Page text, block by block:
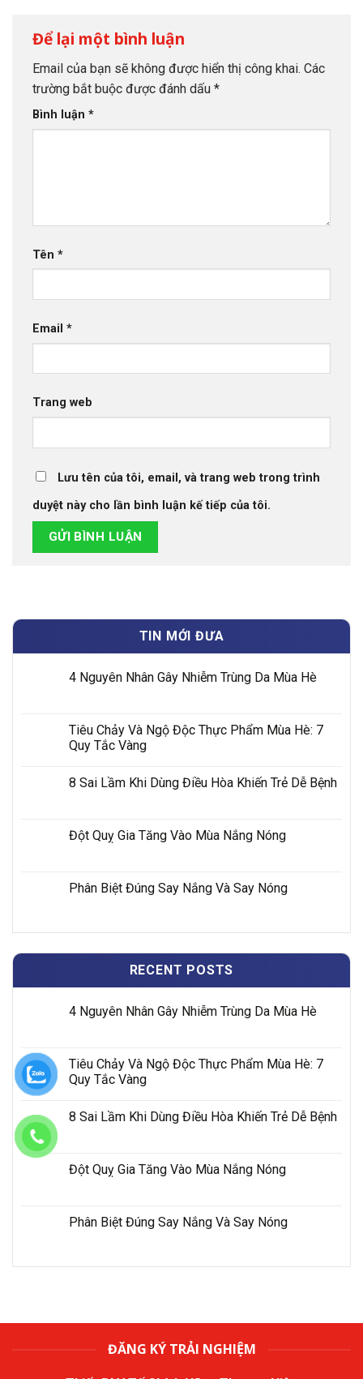
Để lại một bình luận
Email của bạn sẽ không được hiển thị công khai. Các
trường bắt buộc được đánh dấu *
Bình luận *
Tên *
Email *
Trang web
Lưu tên của tôi, email, và trang web trong trình
duyệt này cho lần bình luận kế tiếp của tôi.
TIN MỚI ĐƯA
4 Nguyên Nhân Gây Nhiễm Trùng Da Mùa Hè
Tiêu Chảy Và Ngộ Độc Thực Phẩm Mùa Hè: 7
Quy Tắc Vàng
8 Sai Lầm Khi Dùng Điều Hòa Khiến Trẻ Dễ Bệnh
Đột Quỵ Gia Tăng Vào Mùa Nắng Nóng
Phân Biệt Đúng Say Nắng Và Say Nóng
RECENT POSTS
4 Nguyên Nhân Gây Nhiễm Trùng Da Mùa Hè
Tiêu Chảy Và Ngộ Độc Thực Phẩm Mùa Hè: 7
Quy Tắc Vàng
8 Sai Lầm Khi Dùng Điều Hòa Khiến Trẻ Dễ Bệnh
Đột Quỵ Gia Tăng Vào Mùa Nắng Nóng
Phân Biệt Đúng Say Nắng Và Say Nóng
ĐĂNG KÝ TRẢI NGHIỆM